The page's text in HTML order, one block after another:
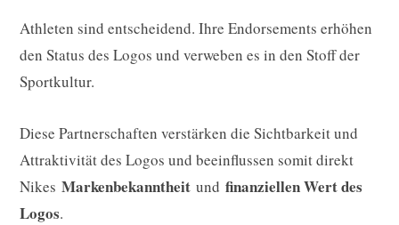
Athleten sind entscheidend. Ihre Endorsements erhöhen
den Status des Logos und verweben es in den Stoff der
Sportkultur.
Diese Partnerschaften verstärken die Sichtbarkeit und
Attraktivität des Logos und beeinflussen somit direkt
Nikes Markenbekanntheit und finanziellen Wert des
Logos.